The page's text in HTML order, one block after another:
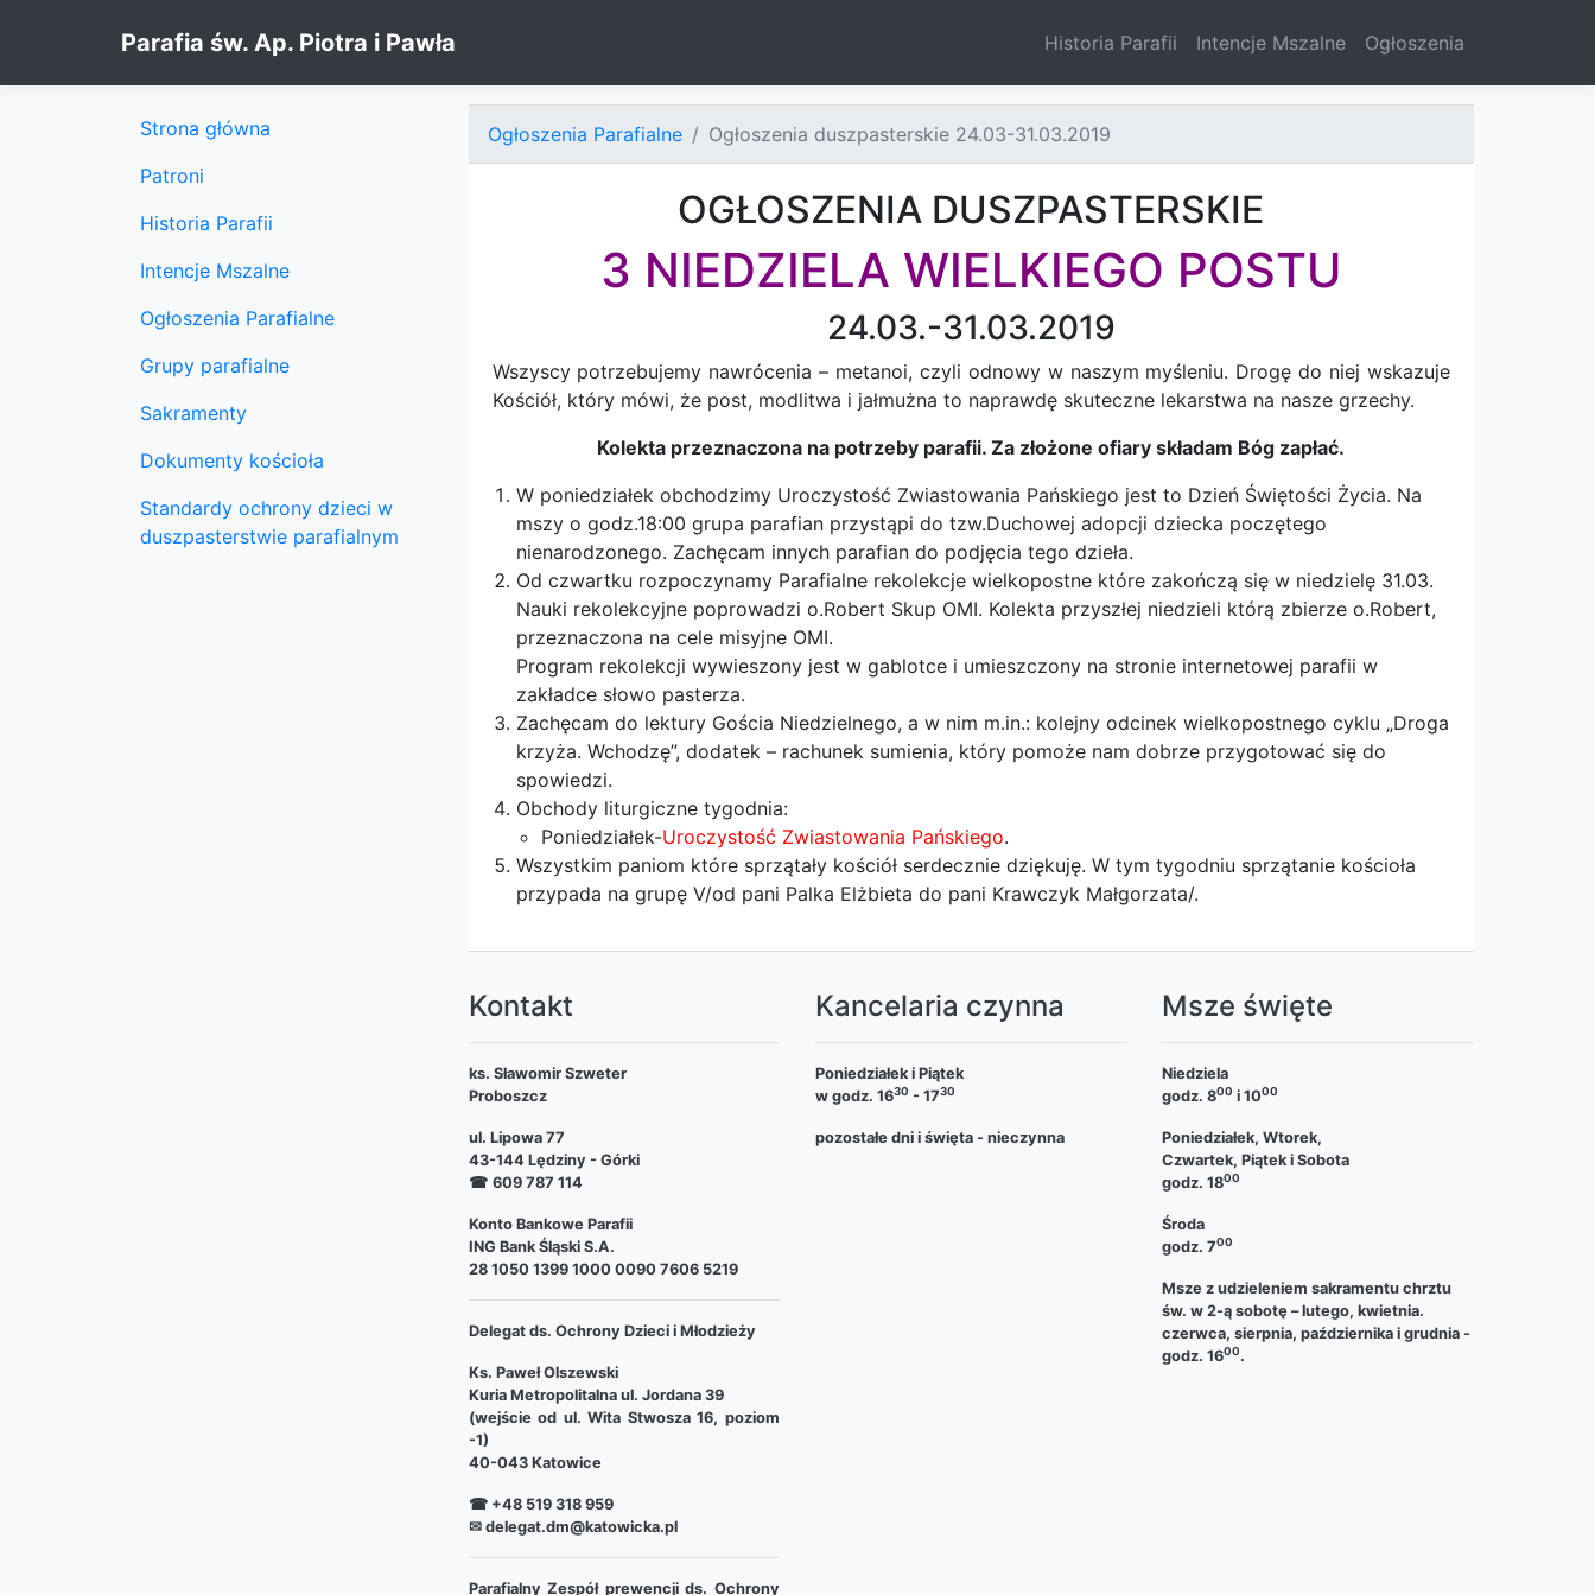
Parafia św. Ap. Piotra i Pawła Historia Parafii Intencje Mszalne Ogłoszenia
Ogłoszenia Parafialne Ogłoszenia duszpasterskie 24.03-31.03.2019
OGŁOSZENIA DUSZPASTERSKIE
3 NIEDZIELA WIELKIEGO POSTU
24.03.-31.03.2019
Wszyscy potrzebujemy nawrócenia – metanoi, czyli odnowy w naszym myśleniu. Drogę do niej wskazuje
Kościół, który mówi, że post, modlitwa i jałmużna to naprawdę skuteczne lekarstwa na nasze grzechy.
Kolekta przeznaczona na potrzeby parafii. Za złożone ofiary składam Bóg zapłać.
W poniedziałek obchodzimy Uroczystość Zwiastowania Pańskiego jest to Dzień Świętości Życia. Na
mszy o godz.18:00 grupa parafian przystąpi do tzw.Duchowej adopcji dziecka poczętego
nienarodzonego. Zachęcam innych parafian do podjęcia tego dzieła.
Od czwartku rozpoczynamy Parafialne rekolekcje wielkopostne które zakończą się w niedzielę 31.03.
Nauki rekolekcyjne poprowadzi o.Robert Skup OMI. Kolekta przyszłej niedzieli którą zbierze o.Robert,
przeznaczona na cele misyjne OMI.
Program rekolekcji wywieszony jest w gablotce i umieszczony na stronie internetowej parafii w
zakładce słowo pasterza.
Zachęcam do lektury Gościa Niedzielnego, a w nim m.in.: kolejny odcinek wielkopostnego cyklu „Droga
krzyża. Wchodzę”, dodatek – rachunek sumienia, który pomoże nam dobrze przygotować się do
spowiedzi.
Obchody liturgiczne tygodnia:
Poniedziałek-Uroczystość Zwiastowania Pańskiego.
Wszystkim paniom które sprzątały kościół serdecznie dziękuję. W tym tygodniu sprzątanie kościoła
przypada na grupę V/od pani Palka Elżbieta do pani Krawczyk Małgorzata/.
Strona główna
Patroni
Historia Parafii
Intencje Mszalne
Ogłoszenia Parafialne
Grupy parafialne
Sakramenty
Dokumenty kościoła
Standardy ochrony dzieci w
duszpasterstwie parafialnym
Kontakt
ks. Sławomir Szweter
Proboszcz
ul. Lipowa 77
43-144 Lędziny - Górki
☎ 609 787 114
Konto Bankowe Parafii
ING Bank Śląski S.A.
28 1050 1399 1000 0090 7606 5219
Delegat ds. Ochrony Dzieci i Młodzieży
Ks. Paweł Olszewski
Kuria Metropolitalna ul. Jordana 39
(wejście od ul. Wita Stwosza 16, poziom
-1)
40-043 Katowice
☎ +48 519 318 959
✉ delegat.dm@katowicka.pl
Parafialny Zespół prewencji ds. Ochrony
Kancelaria czynna
Poniedziałek i Piątek
w godz. 1630 - 1730
pozostałe dni i święta - nieczynna
Msze święte
Niedziela
godz. 800 i 1000
Poniedziałek, Wtorek,
Czwartek, Piątek i Sobota
godz. 1800
Środa
godz. 700
Msze z udzieleniem sakramentu chrztu
św. w 2-ą sobotę – lutego, kwietnia.
czerwca, sierpnia, października i grudnia -
godz. 1600.